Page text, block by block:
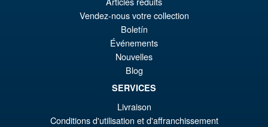
PRÉ COMMANDE
S.H.MonsterArts Godzilla 2003
Tokyo SOS Action Figure
Vendez-nous votre collection
Boletín
Événements
Nouvelles
Blog
SERVICES
Livraison
Conditions d'utilisation et d'affranchissement